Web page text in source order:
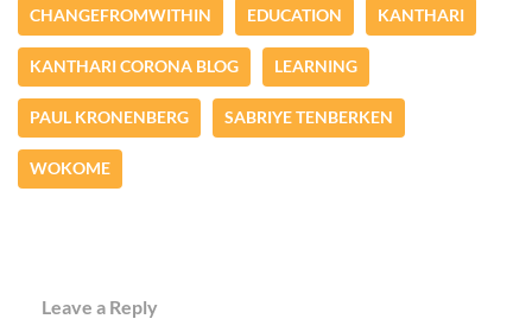
CHANGEFROMWITHIN EDUCATION KANTHARI
KANTHARI CORONA BLOG LEARNING
PAUL KRONENBERG SABRIYE TENBERKEN
WOKOME
Leave a Reply